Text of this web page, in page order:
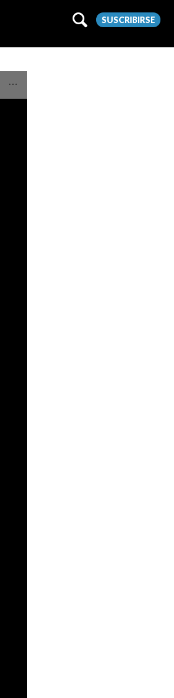
SUSCRIBIRSE